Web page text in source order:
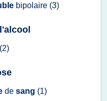
bipolaire (3)
(2)
de sang (1)